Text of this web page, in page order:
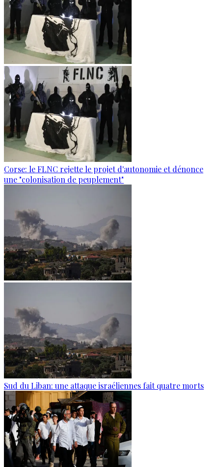
Corse: le FLNC rejette le projet d'autonomie et dénonce
une "colonisation de peuplement"
Sud du Liban: une attaque israéliennes fait quatre morts